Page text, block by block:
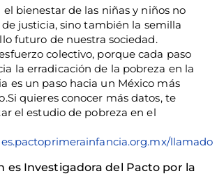
el bienestar de las niñas y niños no
justicia, sino también la semilla
futuro de nuestra sociedad.
colectivo, porque cada paso
la erradicación de la pobreza en la
es un paso hacia un México más
quieres conocer más datos, te
el estudio de pobreza en el
llamado
es Investigadora del Pacto por la